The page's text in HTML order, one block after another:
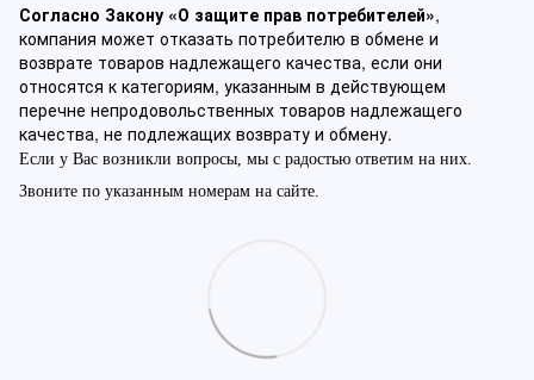
Согласно Закону «О защите прав потребителей»,
компания может отказать потребителю в обмене и
возврате товаров надлежащего качества, если они
относятся к категориям, указанным в действующем
перечне непродовольственных товаров надлежащего
качества, не подлежащих возврату и обмену.
Если у Вас возникли вопросы, мы с радостью ответим на них.
Звоните по указанным номерам на сайте.